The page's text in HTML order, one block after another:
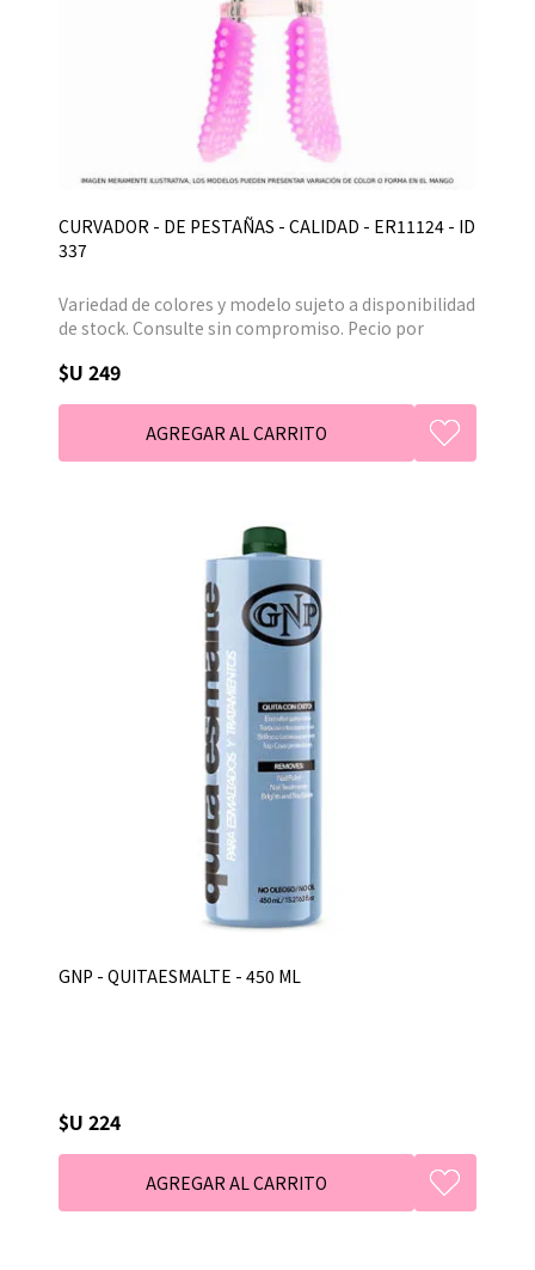
CURVADOR - DE PESTAÑAS - CALIDAD - ER11124 - ID
337
Variedad de colores y modelo sujeto a disponibilidad
de stock. Consulte sin compromiso. Pecio por
$U 249
GNP - QUITAESMALTE - 450 ML
$U 224